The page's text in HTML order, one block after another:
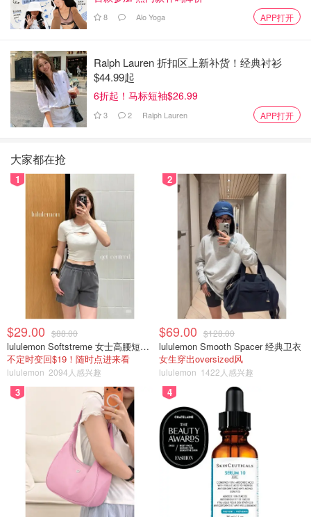
8 Alo Yoga APP打开
Ralph Lauren 折扣区上新补货！经典衬衫
$44.99起
6折起！马标短袖$26.99
3 2 Ralph Lauren APP打开
大家都在抢
1
$29.00 $88.00
lululemon Softstreme 女士高腰短裤 10cm
不定时变回$19！随时点进来看
lululemon 2094人感兴趣
2
$69.00 $128.00
lululemon Smooth Spacer 经典卫衣
女生穿出oversized风
lululemon 1422人感兴趣
3 4